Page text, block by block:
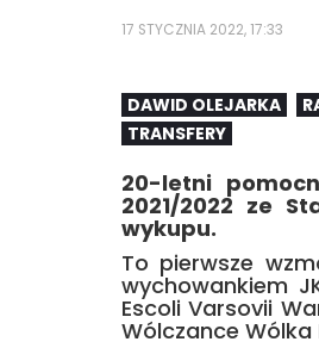
17 STYCZNIA 2022, 17:33
DAWID OLEJARKA
TRANSFERY
20-letni
2021/2022 ze
wykupu.
To pierwsze
wychowankiem
Escoli Varsovii
Wólczance Wólka